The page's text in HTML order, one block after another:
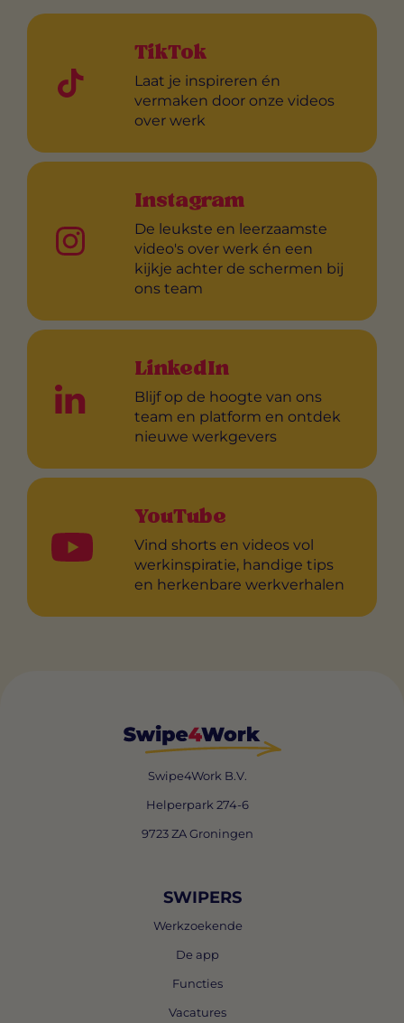
TikTok
Laat je inspireren én
vermaken door onze videos
over werk
Instagram
De leukste en leerzaamste
video's over werk én een
kijkje achter de schermen bij
ons team
LinkedIn
Blijf op de hoogte van ons
team en platform en ontdek
nieuwe werkgevers
YouTube
Vind shorts en videos vol
werkinspiratie, handige tips
en herkenbare werkverhalen
Swipe4Work B.V.
Helperpark 274-6
9723 ZA Groningen
SWIPERS
Werkzoekende
De app
Functies
Vacatures